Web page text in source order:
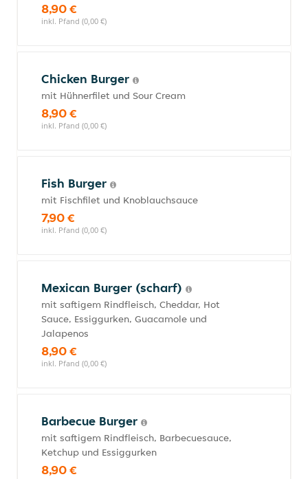
8,90 €
inkl. Pfand (0,00 €)
Chicken Burger
mit Hühnerfilet und Sour Cream
8,90 €
inkl. Pfand (0,00 €)
Fish Burger
mit Fischfilet und Knoblauchsauce
7,90 €
inkl. Pfand (0,00 €)
Mexican Burger (scharf)
mit saftigem Rindfleisch, Cheddar, Hot
Sauce, Essiggurken, Guacamole und
Jalapenos
8,90 €
inkl. Pfand (0,00 €)
Barbecue Burger
mit saftigem Rindfleisch, Barbecuesauce,
Ketchup und Essiggurken
8,90 €